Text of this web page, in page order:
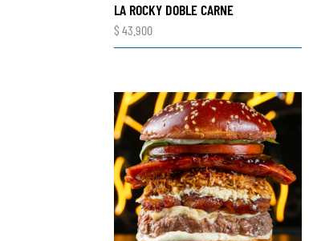
LA ROCKY DOBLE CARNE
$ 43.900